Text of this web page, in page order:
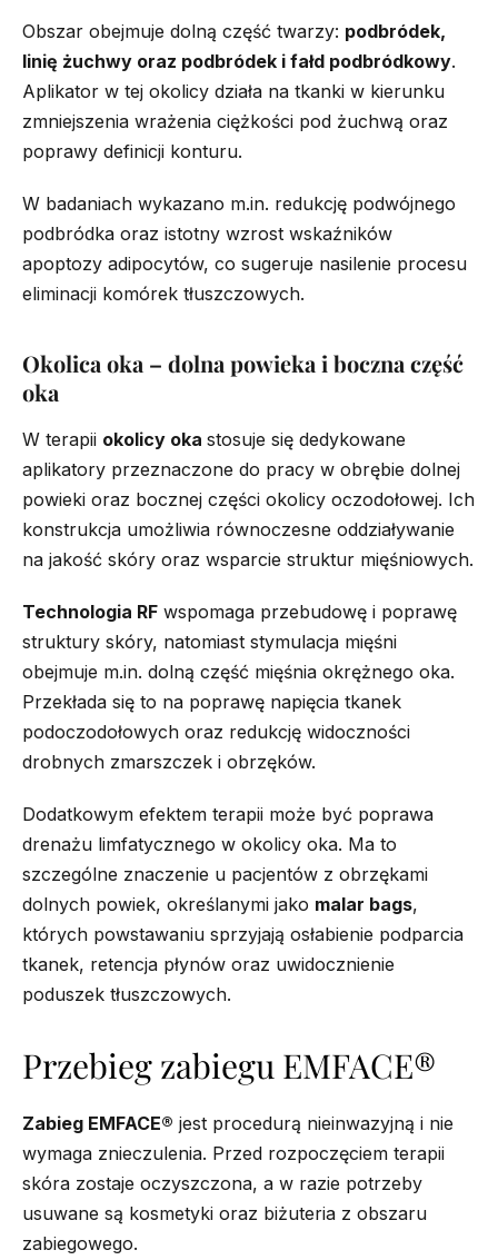
Obszar obejmuje dolną część twarzy: podbródek,
linię żuchwy oraz podbródek i fałd podbródkowy.
Aplikator w tej okolicy działa na tkanki w kierunku
zmniejszenia wrażenia ciężkości pod żuchwą oraz
poprawy definicji konturu.
W badaniach wykazano m.in. redukcję podwójnego
podbródka oraz istotny wzrost wskaźników
apoptozy adipocytów, co sugeruje nasilenie procesu
eliminacji komórek tłuszczowych.
Okolica oka – dolna powieka i boczna część
oka
W terapii okolicy oka stosuje się dedykowane
aplikatory przeznaczone do pracy w obrębie dolnej
powieki oraz bocznej części okolicy oczodołowej. Ich
konstrukcja umożliwia równoczesne oddziaływanie
na jakość skóry oraz wsparcie struktur mięśniowych.
Technologia RF wspomaga przebudowę i poprawę
struktury skóry, natomiast stymulacja mięśni
obejmuje m.in. dolną część mięśnia okrężnego oka.
Przekłada się to na poprawę napięcia tkanek
podoczodołowych oraz redukcję widoczności
drobnych zmarszczek i obrzęków.
Dodatkowym efektem terapii może być poprawa
drenażu limfatycznego w okolicy oka. Ma to
szczególne znaczenie u pacjentów z obrzękami
dolnych powiek, określanymi jako malar bags,
których powstawaniu sprzyjają osłabienie podparcia
tkanek, retencja płynów oraz uwidocznienie
poduszek tłuszczowych.
Przebieg zabiegu EMFACE®
Zabieg EMFACE® jest procedurą nieinwazyjną i nie
wymaga znieczulenia. Przed rozpoczęciem terapii
skóra zostaje oczyszczona, a w razie potrzeby
usuwane są kosmetyki oraz biżuteria z obszaru
zabiegowego.